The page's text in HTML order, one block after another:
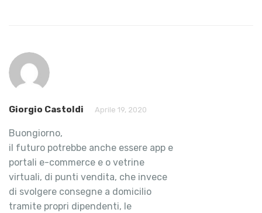
Giorgio Castoldi Aprile 19, 2020
Buongiorno,
il futuro potrebbe anche essere app e
portali e-commerce e o vetrine
virtuali, di punti vendita, che invece
di svolgere consegne a domicilio
tramite propri dipendenti, le